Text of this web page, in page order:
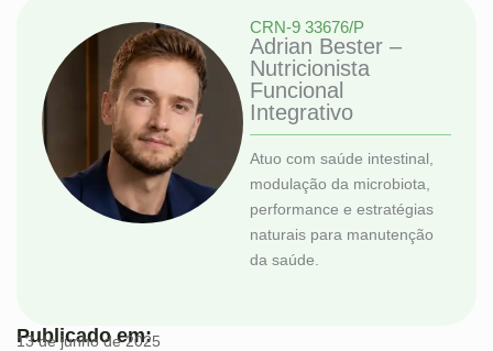
CRN-9 33676/P
Adrian Bester –
Nutricionista
Funcional
Integrativo
Atuo com saúde intestinal,
modulação da microbiota,
performance e estratégias
naturais para manutenção
da saúde.
Publicado em:
13 de junho de 2025